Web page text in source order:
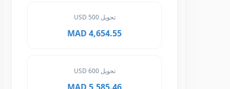
تحويل 500 USD
4,654.55 MAD
تحويل 600 USD